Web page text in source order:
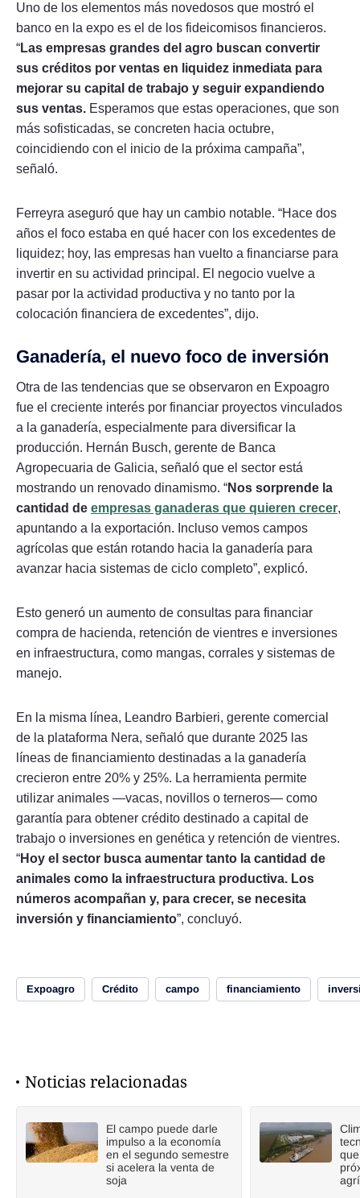
Uno de los elementos más novedosos que mostró el
banco en la expo es el de los fideicomisos financieros.
“Las empresas grandes del agro buscan convertir
sus créditos por ventas en liquidez inmediata para
mejorar su capital de trabajo y seguir expandiendo
sus ventas. Esperamos que estas operaciones, que son
más sofisticadas, se concreten hacia octubre,
coincidiendo con el inicio de la próxima campaña”,
señaló.
Ferreyra aseguró que hay un cambio notable. “Hace dos
años el foco estaba en qué hacer con los excedentes de
liquidez; hoy, las empresas han vuelto a financiarse para
invertir en su actividad principal. El negocio vuelve a
pasar por la actividad productiva y no tanto por la
colocación financiera de excedentes”, dijo.
Ganadería, el nuevo foco de inversión
Otra de las tendencias que se observaron en Expoagro
fue el creciente interés por financiar proyectos vinculados
a la ganadería, especialmente para diversificar la
producción. Hernán Busch, gerente de Banca
Agropecuaria de Galicia, señaló que el sector está
mostrando un renovado dinamismo. “Nos sorprende la
cantidad de empresas ganaderas que quieren crecer,
apuntando a la exportación. Incluso vemos campos
agrícolas que están rotando hacia la ganadería para
avanzar hacia sistemas de ciclo completo”, explicó.
Esto generó un aumento de consultas para financiar
compra de hacienda, retención de vientres e inversiones
en infraestructura, como mangas, corrales y sistemas de
manejo.
En la misma línea, Leandro Barbieri, gerente comercial
de la plataforma Nera, señaló que durante 2025 las
líneas de financiamiento destinadas a la ganadería
crecieron entre 20% y 25%. La herramienta permite
utilizar animales —vacas, novillos o terneros— como
garantía para obtener crédito destinado a capital de
trabajo o inversiones en genética y retención de vientres.
“Hoy el sector busca aumentar tanto la cantidad de
animales como la infraestructura productiva. Los
números acompañan y, para crecer, se necesita
inversión y financiamiento”, concluyó.
Expoagro Crédito campo financiamiento
Noticias relacionadas
El campo puede darle
impulso a la economía
en el segundo semestre
si acelera la venta de
soja